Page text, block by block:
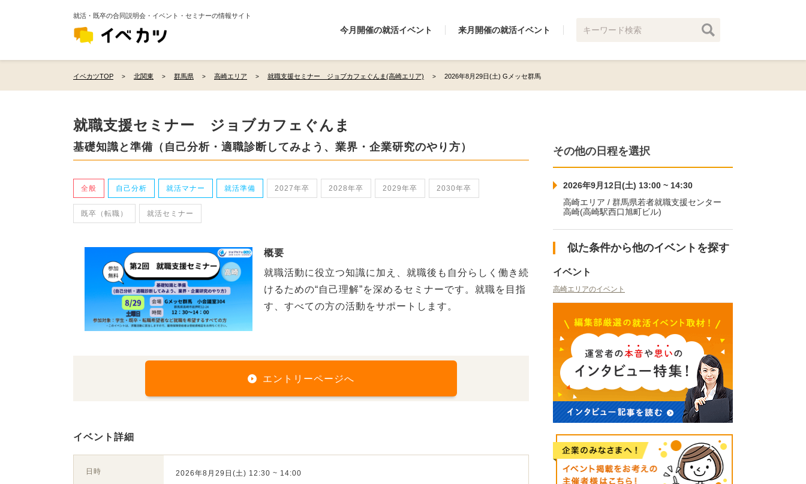
就活・既卒の合同説明会・イベント・セミナーの情報サイト
今月開催の就活イベント 来月開催の就活イベント
イベカツTOP 北関東 群馬県 高崎エリア 就職支援セミナー ジョブカフェぐんま(高崎エリア) 2026年8月29日(土) Gメッセ群馬
就職支援セミナー ジョブカフェぐんま
基礎知識と準備（自己分析・適職診断してみよう、業界・企業研究のやり方）
全般 自己分析 就活マナー 就活準備 2027年卒 2028年卒 2029年卒 2030年卒
既卒（転職） 就活セミナー
概要
就職活動に役立つ知識に加え、就職後も自分らしく働き続
けるための“自己理解”を深めるセミナーです。就職を目指
す、すべての方の活動をサポートします。
エントリーページへ
イベント詳細
日時 2026年8月29日(土) 12:30 ~ 14:00
その他の日程を選択
2026年9月12日(土) 13:00 ~ 14:30
高崎エリア / 群馬県若者就職支援センター
高崎(高崎駅西口旭町ビル)
似た条件から他のイベントを探す
イベント
高崎エリアのイベント